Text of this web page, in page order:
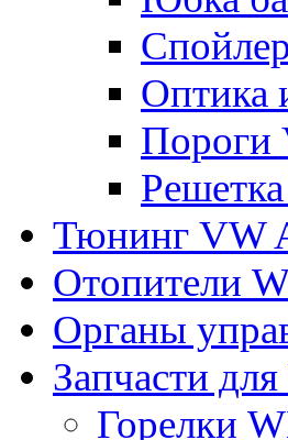
Оптика
Пороги
Тюнинг VW
Отопители
Органы
Запчасти
Горелки